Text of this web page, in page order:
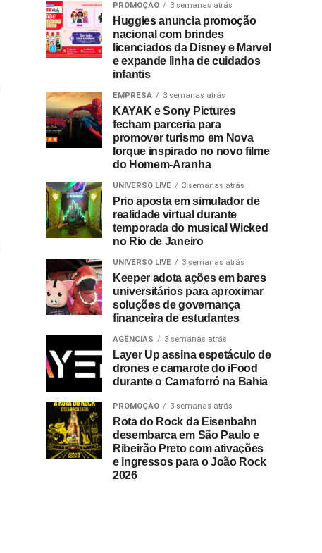
PROMOÇÃO 3 semanas atrás
Huggies anuncia promoção
nacional com brindes
licenciados da Disney e Marvel
e expande linha de cuidados
infantis
EMPRESA 3 semanas atrás
KAYAK e Sony Pictures
fecham parceria para
promover turismo em Nova
Iorque inspirado no novo filme
do Homem-Aranha
UNIVERSO LIVE 3 semanas atrás
Prio aposta em simulador de
realidade virtual durante
temporada do musical Wicked
no Rio de Janeiro
UNIVERSO LIVE 3 semanas atrás
Keeper adota ações em bares
universitários para aproximar
soluções de governança
financeira de estudantes
AGÊNCIAS 3 semanas atrás
Layer Up assina espetáculo de
drones e camarote do iFood
durante o Camaforró na Bahia
PROMOÇÃO 3 semanas atrás
Rota do Rock da Eisenbahn
desembarca em São Paulo e
Ribeirão Preto com ativações
e ingressos para o João Rock
2026